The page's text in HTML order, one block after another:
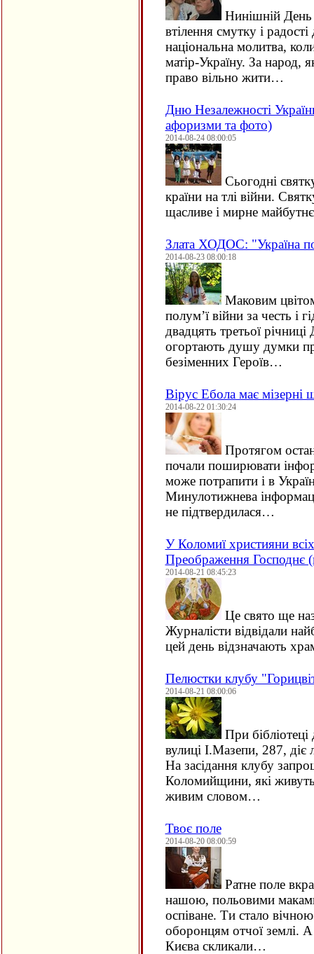
Нинішній День
втілення смутку і
національна молитва,
матір-Україну. За народ,
право вільно жити…
Дню Незалежності
афоризми та фото)
2014-08-24 08:00:05
Сьогодні
країни на тлі війни.
щасливе і мирне
Злата ХОДОС: "Україна
2014-08-23 08:00:18
Маковим
полум’ї війни за честь і
двадцять третьої
огортають душу думки
безіменних Героїв…
Вірус Ебола має мізерні
2014-08-22 01:30:24
Протягом
почали поширювати
може потрапити і в
Минулотижнева
не підтвердилася…
У Коломиї християни
Преображення Господнє
2014-08-21 08:45:23
Це свято ще
Журналісти відвідали
цей день відзначають
Пелюстки клубу
2014-08-21 08:00:06
При бібліотеці
вулиці І.Мазепи, 287, діє
На засідання клубу
Коломийщини, які живуть
живим словом…
Твоє поле
2014-08-20 08:00:59
Ратне поле
нашою, польовими
оспіване. Ти стало
оборонцям отчої землі.
Києва скликали…